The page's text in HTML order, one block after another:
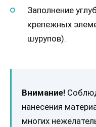
Заполнение
крепежных
шурупов).
Внимание!
нанесения
многих